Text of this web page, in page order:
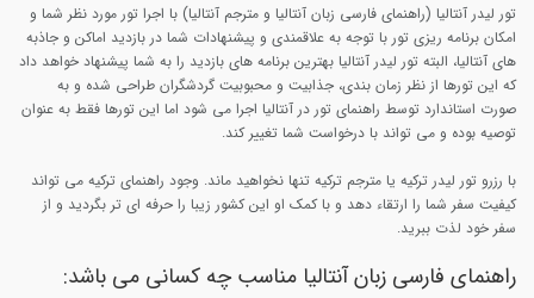
تور لیدر آنتالیا (راهنمای فارسی زبان آنتالیا و مترجم آنتالیا) با اجرا تور مورد نظر شما و
امکان برنامه ریزی تور با توجه به علاقمندی و پیشنهادات شما در بازدید اماکن و جاذبه
های آنتالیا، البته تور لیدر آنتالیا بهترین برنامه های بازدید را به شما پیشنهاد خواهد داد
که این تورها از نظر زمان بندی، جذابیت و محبوبیت گردشگران طراحی شده و به
صورت استاندارد توسط راهنمای تور در آنتالیا اجرا می شود اما این تورها فقط به عنوان
توصیه بوده و می تواند با درخواست شما تغییر کند.
با رزرو تور لیدر ترکیه یا مترجم ترکیه تنها نخواهید ماند. وجود راهنمای ترکیه می تواند
کیفیت سفر شما را ارتقاء دهد و با کمک او این کشور زیبا را حرفه ای تر بگردید و از
سفر خود لذت ببرید.
راهنمای فارسی زبان آنتالیا مناسب چه کسانی می باشد: